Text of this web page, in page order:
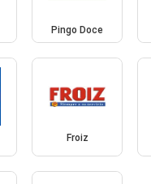
Pingo Doce
Froiz